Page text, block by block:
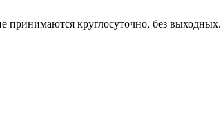
принимаются круглосуточно, без выходных.